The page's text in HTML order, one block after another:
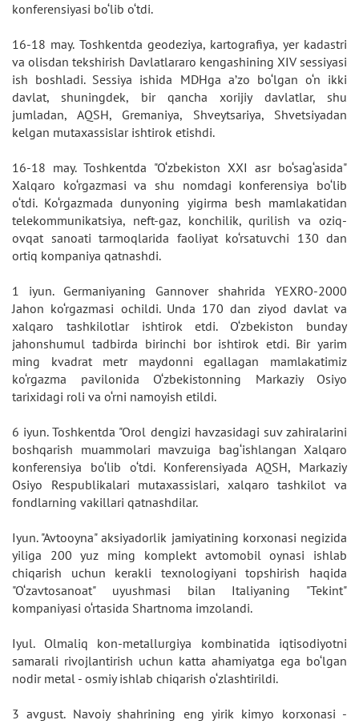
konferensiyasi bo‘lib o‘tdi.
16-18 may. Toshkentda geodeziya, kartografiya, yer kadastri
va olisdan tekshirish Davlatlararo kengashining XIV sessiyasi
ish boshladi. Sessiya ishida MDHga a’zo bo‘lgan o‘n ikki
davlat, shuningdek, bir qancha xorijiy davlatlar, shu
jumladan, AQSH, Gremaniya, Shveytsariya, Shvetsiyadan
kelgan mutaxassislar ishtirok etishdi.
16-18 may. Toshkentda "O‘zbekiston XXI asr bo‘sag‘asida"
Xalqaro ko‘rgazmasi va shu nomdagi konferensiya bo‘lib
o‘tdi. Ko‘rgazmada dunyoning yigirma besh mamlakatidan
telekommunikatsiya, neft-gaz, konchilik, qurilish va oziq-
ovqat sanoati tarmoqlarida faoliyat ko‘rsatuvchi 130 dan
ortiq kompaniya qatnashdi.
1 iyun. Germaniyaning Gannover shahrida YEXRO-2000
Jahon ko‘rgazmasi ochildi. Unda 170 dan ziyod davlat va
xalqaro tashkilotlar ishtirok etdi. O‘zbekiston bunday
jahonshumul tadbirda birinchi bor ishtirok etdi. Bir yarim
ming kvadrat metr maydonni egallagan mamlakatimiz
ko‘rgazma pavilonida O‘zbekistonning Markaziy Osiyo
tarixidagi roli va o‘rni namoyish etildi.
6 iyun. Toshkentda "Orol dengizi havzasidagi suv zahiralarini
boshqarish muammolari mavzuiga bag‘ishlangan Xalqaro
konferensiya bo‘lib o‘tdi. Konferensiyada AQSH, Markaziy
Osiyo Respublikalari mutaxassislari, xalqaro tashkilot va
fondlarning vakillari qatnashdilar.
Iyun. "Avtooyna" aksiyadorlik jamiyatining korxonasi negizida
yiliga 200 yuz ming komplekt avtomobil oynasi ishlab
chiqarish uchun kerakli texnologiyani topshirish haqida
"O‘zavtosanoat" uyushmasi bilan Italiyaning "Tekint"
kompaniyasi o‘rtasida Shartnoma imzolandi.
Iyul. Olmaliq kon-metallurgiya kombinatida iqtisodiyotni
samarali rivojlantirish uchun katta ahamiyatga ega bo‘lgan
nodir metal - osmiy ishlab chiqarish o‘zlashtirildi.
3 avgust. Navoiy shahrining eng yirik kimyo korxonasi -